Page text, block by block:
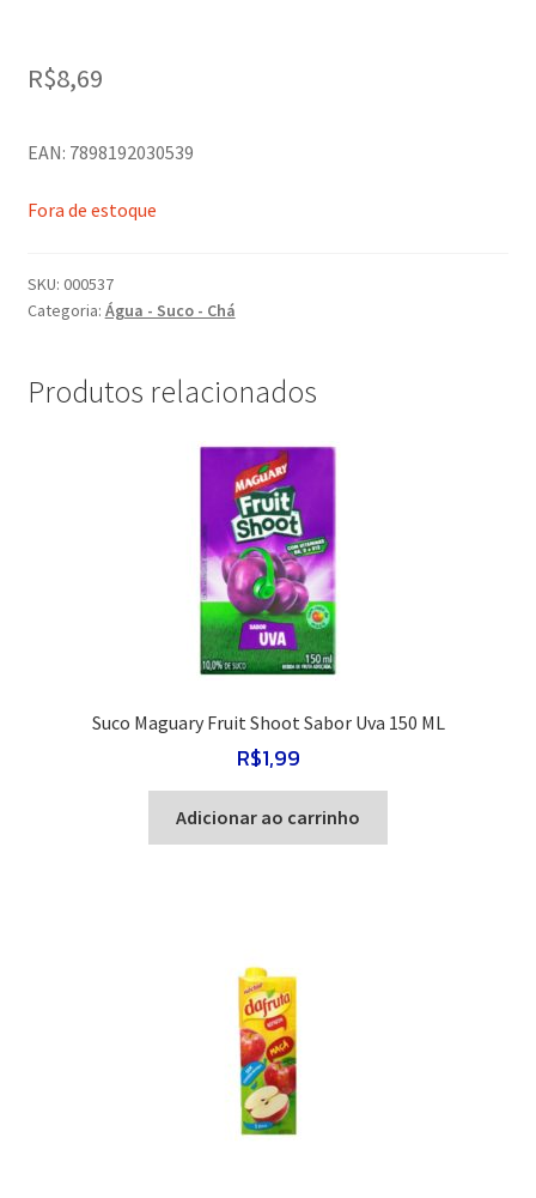
R$8,69
EAN: 7898192030539
Fora de estoque
SKU: 000537
Categoria: Água - Suco - Chá
Produtos relacionados
Suco Maguary Fruit Shoot Sabor Uva 150 ML
R$1,99
Adicionar ao carrinho